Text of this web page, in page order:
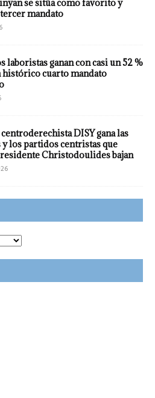
se sitúa como favorito y
mandato
laboristas ganan con casi un 52 %
histórico cuarto mandato
centroderechista DISY gana las
los partidos centristas que
Christodoulides bajan